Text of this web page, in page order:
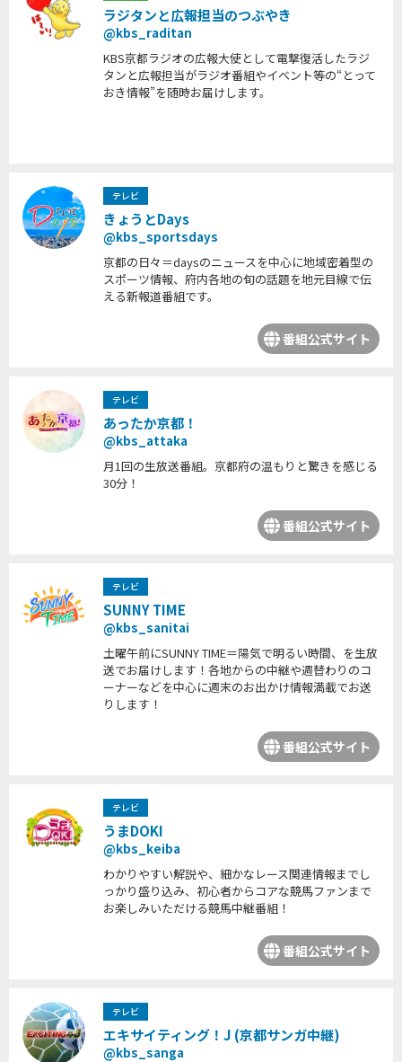
ラジタンと広報担当のつぶやき
@kbs_raditan
KBS京都ラジオの広報大使として電撃復活したラジ
タンと広報担当がラジオ番組やイベント等の“とって
おき情報”を随時お届けします。
テレビ
きょうとDays
@kbs_sportsdays
京都の日々＝daysのニュースを中心に地域密着型の
スポーツ情報、府内各地の旬の話題を地元目線で伝
える新報道番組です。
番組公式サイト
テレビ
あったか京都！
@kbs_attaka
月1回の生放送番組。京都府の温もりと驚きを感じる
30分！
番組公式サイト
テレビ
SUNNY TIME
@kbs_sanitai
土曜午前にSUNNY TIME＝陽気で明るい時間、を生放
送でお届けします！各地からの中継や週替わりのコ
ーナーなどを中心に週末のお出かけ情報満載でお送
りします！
番組公式サイト
テレビ
うまDOKI
@kbs_keiba
わかりやすい解説や、細かなレース関連情報までし
っかり盛り込み、初心者からコアな競馬ファンまで
お楽しみいただける競馬中継番組！
番組公式サイト
テレビ
エキサイティング！J (京都サンガ中継)
@kbs_sanga